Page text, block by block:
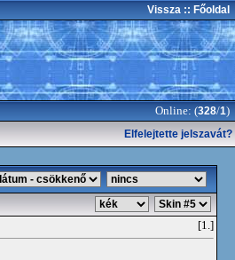
Vissza :: Főoldal
Online: (328/1)
Elfelejtette jelszavát?
[1.]